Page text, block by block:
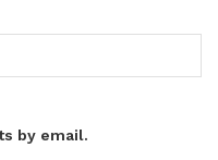
by email.